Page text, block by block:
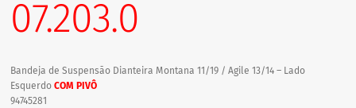
07.203.0
Bandeja de Suspensão Dianteira Montana 11/19 / Agile 13/14 – Lado
EsquerdoCOM PIVÔ
94745281